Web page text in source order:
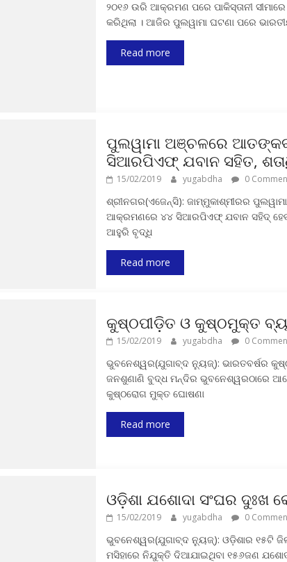
୨ଠ୧୬ ଉରି ଆକ୍ରମଣ ପରେ ପାକିସ୍ତାନୀ
କରିଥିଲା । ଆଜିର ପୁଲୱାମା ଘଟଣା ପରେ
Read more
ପୁଲୱାମା ଅଞ୍ଚଳରେ
ସିଆରପିଏଫ୍‍ ଯବାନ ସହିତ,
15/02/2019 yugabdha 0
ଶ୍ରୀନଗର(ଏଜେନ୍ସି): ଜାମ୍ମୁକାଶ୍ମୀରର
ଆକ୍ରମଣରେ ୪୪ ସିଆରପିଏଫ୍ ଯବାନ ସହିଦ୍
ଆହୁରି ବୃଦ୍ଧି
Read more
କୁଷ୍ଠପୀଡ଼ିତ ଓ କୁଷ୍ଠମୁକ୍ତ
15/02/2019 yugabdha 0
ଭୁବନେଶ୍ୱର(ଯୁଗାବ୍ଦ ନ୍ୟୁଜ୍‍): ଭାରତବର୍ଷର
ଜନଶୁଣାଣି ବୁଦ୍ଧ ମନ୍ଦିର ଭୁବନେଶ୍ୱରଠାରେ
କୁଷ୍ଠରୋଗ ମୁକ୍ତ ଘୋଷଣା
Read more
ଓଡ଼ିଶା ଯଶୋଦା ସଂଘର ଦୁଃଖ
15/02/2019 yugabdha 0
ଭୁବନେଶ୍ୱର(ଯୁଗାବ୍ଦ ନ୍ୟୁଜ୍‍): ଓଡ଼ିଶାର ୧୫ଟି
ମସିହାରେ ନିଯୁକ୍ତି ଦିଆଯାଇଥିବା ୧୫୬ଜଣ ଯଶୋଦା